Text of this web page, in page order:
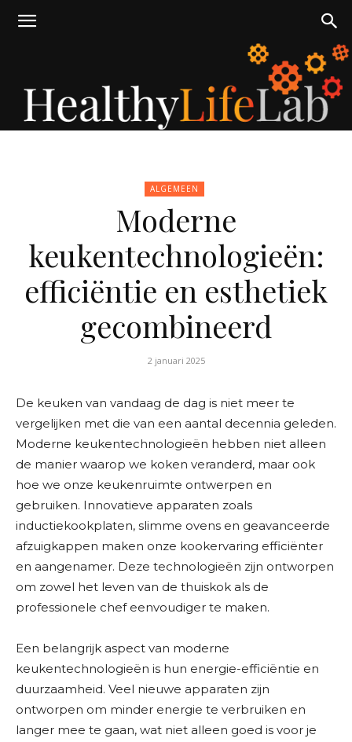
ALGEMEEN
Moderne
keukentechnologieën:
efficiëntie en esthetiek
gecombineerd
2 januari 2025
De keuken van vandaag de dag is niet meer te
vergelijken met die van een aantal decennia geleden.
Moderne keukentechnologieën hebben niet alleen
de manier waarop we koken veranderd, maar ook
hoe we onze keukenruimte ontwerpen en
gebruiken. Innovatieve apparaten zoals
inductiekookplaten, slimme ovens en geavanceerde
afzuigkappen maken onze kookervaring efficiënter
en aangenamer. Deze technologieën zijn ontworpen
om zowel het leven van de thuiskok als de
professionele chef eenvoudiger te maken.
Een belangrijk aspect van moderne
keukentechnologieën is hun energie-efficiëntie en
duurzaamheid. Veel nieuwe apparaten zijn
ontworpen om minder energie te verbruiken en
langer mee te gaan, wat niet alleen goed is voor je